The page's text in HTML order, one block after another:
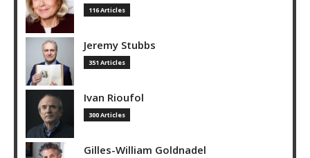
116 Articles
Jeremy Stubbs
351 Articles
Ivan Rioufol
300 Articles
Gilles-William Goldnadel